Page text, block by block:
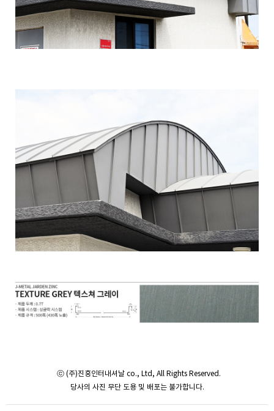
ⓒ (주)진흥인터내셔날 co., Ltd, All Rights Reserved.
당사의 사진 무단 도용 및 배포는 불가합니다.